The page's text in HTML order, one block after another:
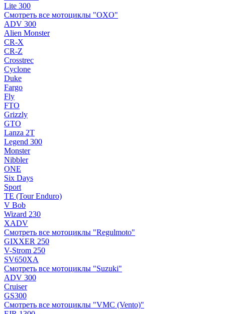
Lite 300
Смотреть все мотоциклы "OXO"
ADV 300
Alien Monster
CR-X
CR-Z
Crosstrec
Cyclone
Duke
Fargo
Fly
FTO
Grizzly
GTO
Lanza 2T
Legend 300
Monster
Nibbler
ONE
Six Days
Sport
TE (Tour Enduro)
V Bob
Wizard 230
XADV
Смотреть все мотоциклы "Regulmoto"
GIXXER 250
V-Strom 250
SV650XA
Смотреть все мотоциклы "Suzuki"
ADV 300
Cruiser
GS300
Смотреть все мотоциклы "VMC (Vento)"